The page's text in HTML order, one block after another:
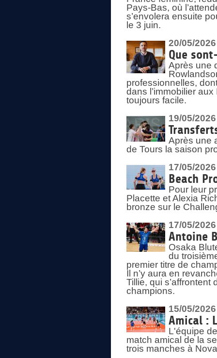
Pays-Bas, où
s’envolera ensuite
le 3 juin.
20/05/2026
Que
Après une
professionnelles,
dans l’immobilier
toujours facile.
19/05/2026
Après une
de Tours la saison
17/05/2026
Beach
Pour leur
Placette et Alexia
bronze sur le
17/05/2026
Antoine
Osaka
du
premier titre de
Il n’y aura en
Tillie, qui
champions.
15/05/2026
Amical :
L'équipe
match amical de la
trois manches à